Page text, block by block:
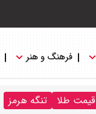
فرهنگ و هنر
قیمت طلا تنگه هرمز